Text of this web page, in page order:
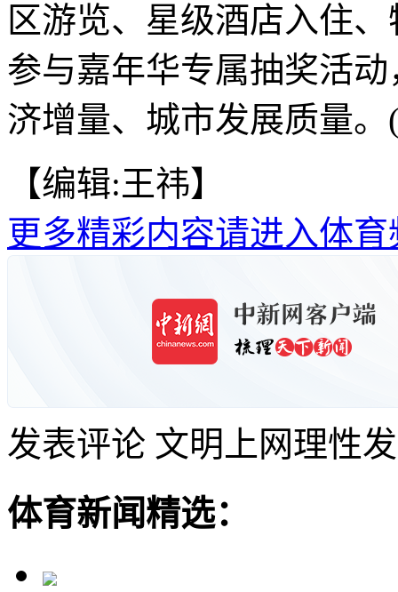
区游览、星级酒店入住
参与嘉年华专属抽奖活
济增量、城市发展质量。
【编辑:王祎】
更多精彩内容请进入体育
发表评论 文明上网理性
体育新闻精选：